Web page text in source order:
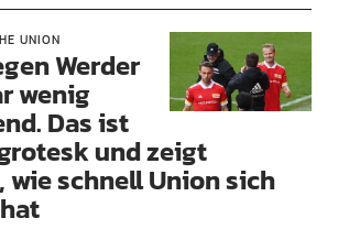
UNION
Werder
wenig
Das ist
und zeigt
wie schnell Union sich